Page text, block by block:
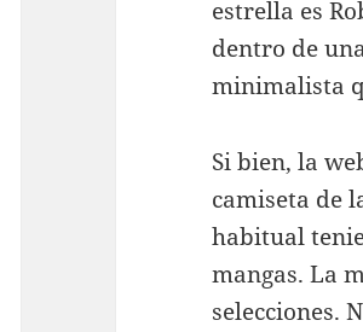
estrella es
dentro de
minimalista
Si bien, la
camiseta de
habitual
mangas. La
selecciones.